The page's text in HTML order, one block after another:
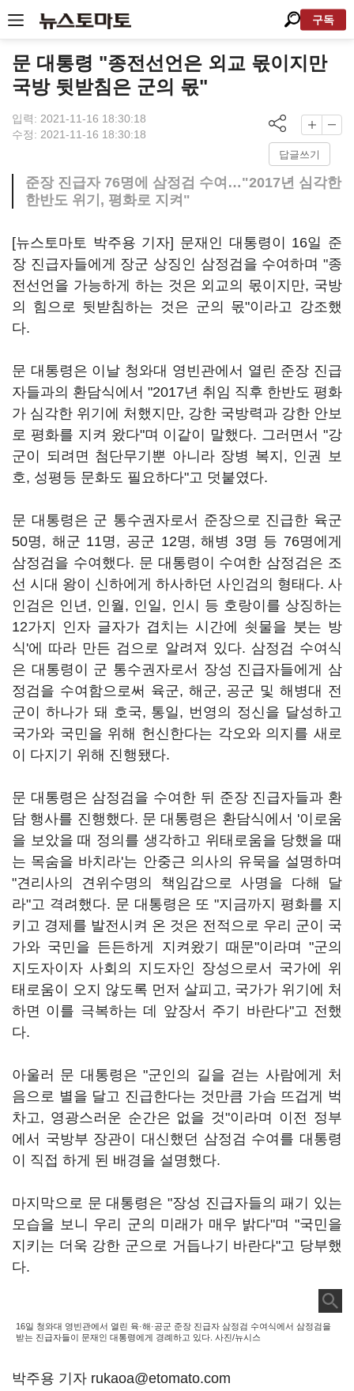
구독
문 대통령 "종전선언은 외교 몫이지만
국방 뒷받침은 군의 몫"
입력: 2021-11-16 18:30:18
수정: 2021-11-16 18:30:18
답글쓰기
준장 진급자 76명에 삼정검 수여…"2017년 심각한
한반도 위기, 평화로 지켜"
[뉴스토마토 박주용 기자] 문재인 대통령이 16일 준
장 진급자들에게 장군 상징인 삼정검을 수여하며 "종
전선언을 가능하게 하는 것은 외교의 몫이지만, 국방
의 힘으로 뒷받침하는 것은 군의 몫"이라고 강조했
다.
문 대통령은 이날 청와대 영빈관에서 열린 준장 진급
자들과의 환담식에서 "2017년 취임 직후 한반도 평화
가 심각한 위기에 처했지만, 강한 국방력과 강한 안보
로 평화를 지켜 왔다"며 이같이 말했다. 그러면서 "강
군이 되려면 첨단무기뿐 아니라 장병 복지, 인권 보
호, 성평등 문화도 필요하다"고 덧붙였다.
문 대통령은 군 통수권자로서 준장으로 진급한 육군
50명, 해군 11명, 공군 12명, 해병 3명 등 76명에게
삼정검을 수여했다. 문 대통령이 수여한 삼정검은 조
선 시대 왕이 신하에게 하사하던 사인검의 형태다. 사
인검은 인년, 인월, 인일, 인시 등 호랑이를 상징하는
12가지 인자 글자가 겹치는 시간에 쇳물을 붓는 방
식'에 따라 만든 검으로 알려져 있다. 삼정검 수여식
은 대통령이 군 통수권자로서 장성 진급자들에게 삼
정검을 수여함으로써 육군, 해군, 공군 및 해병대 전
군이 하나가 돼 호국, 통일, 번영의 정신을 달성하고
국가와 국민을 위해 헌신한다는 각오와 의지를 새로
이 다지기 위해 진행됐다.
문 대통령은 삼정검을 수여한 뒤 준장 진급자들과 환
담 행사를 진행했다. 문 대통령은 환담식에서 '이로움
을 보았을 때 정의를 생각하고 위태로움을 당했을 때
는 목숨을 바치라'는 안중근 의사의 유묵을 설명하며
"견리사의 견위수명의 책임감으로 사명을 다해 달
라"고 격려했다. 문 대통령은 또 "지금까지 평화를 지
키고 경제를 발전시켜 온 것은 전적으로 우리 군이 국
가와 국민을 든든하게 지켜왔기 때문"이라며 "군의
지도자이자 사회의 지도자인 장성으로서 국가에 위
태로움이 오지 않도록 먼저 살피고, 국가가 위기에 처
하면 이를 극복하는 데 앞장서 주기 바란다"고 전했
다.
아울러 문 대통령은 "군인의 길을 걷는 사람에게 처
음으로 별을 달고 진급한다는 것만큼 가슴 뜨겁게 벅
차고, 영광스러운 순간은 없을 것"이라며 이전 정부
에서 국방부 장관이 대신했던 삼정검 수여를 대통령
이 직접 하게 된 배경을 설명했다.
마지막으로 문 대통령은 "장성 진급자들의 패기 있는
모습을 보니 우리 군의 미래가 매우 밝다"며 "국민을
지키는 더욱 강한 군으로 거듭나기 바란다"고 당부했
다.
16일 청와대 영빈관에서 열린 육·해·공군 준장 진급자 삼정검 수여식에서 삼정검을
받는 진급자들이 문재인 대통령에게 경례하고 있다. 사진/뉴시스
박주용 기자 rukaoa@etomato.com